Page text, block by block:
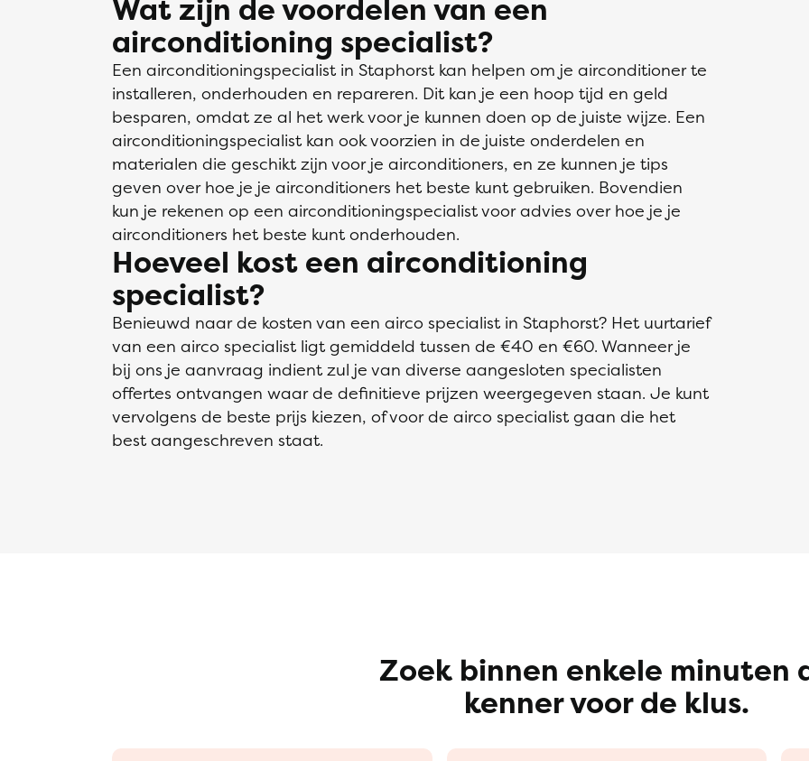
Wat zijn de voordelen van een
airconditioning specialist?
Een airconditioningspecialist in Staphorst kan helpen om je airconditioner te
installeren, onderhouden en repareren. Dit kan je een hoop tijd en geld
besparen, omdat ze al het werk voor je kunnen doen op de juiste wijze. Een
airconditioningspecialist kan ook voorzien in de juiste onderdelen en
materialen die geschikt zijn voor je airconditioners, en ze kunnen je tips
geven over hoe je je airconditioners het beste kunt gebruiken. Bovendien
kun je rekenen op een airconditioningspecialist voor advies over hoe je je
airconditioners het beste kunt onderhouden.
Hoeveel kost een airconditioning
specialist?
Benieuwd naar de kosten van een airco specialist in Staphorst? Het uurtarief
van een airco specialist ligt gemiddeld tussen de €40 en €60. Wanneer je
bij ons je aanvraag indient zul je van diverse aangesloten specialisten
offertes ontvangen waar de definitieve prijzen weergegeven staan. Je kunt
vervolgens de beste prijs kiezen, of voor de airco specialist gaan die het
best aangeschreven staat.
Zoek binnen enkele minuten
kenner voor de klus.